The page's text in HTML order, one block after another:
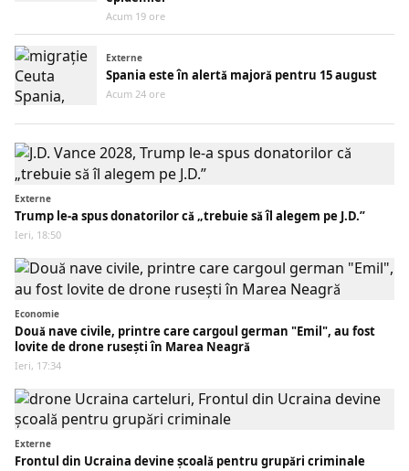
Acum 19 ore
Externe
Spania este în alertă majoră pentru 15 august
Acum 24 ore
Externe
Trump le-a spus donatorilor că „trebuie să îl alegem pe J.D.”
Ieri, 18:50
Economie
Două nave civile, printre care cargoul german "Emil", au fost
lovite de drone rusești în Marea Neagră
Ieri, 17:34
Externe
Frontul din Ucraina devine școală pentru grupări criminale